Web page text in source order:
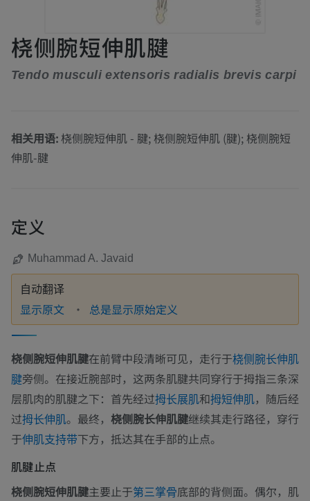
桡侧腕短伸肌腱
Tendo musculi extensoris radialis brevis carpi
相关用语:桡侧腕短伸肌 - 腱; 桡侧腕短伸肌 (腱); 桡侧腕短
伸肌-腱
定义
Muhammad A. Javaid
自动翻译
显示原文 总是显示原始定义
桡侧腕短伸肌腱在前臂中段清晰可见，走行于桡侧腕长伸肌
腱旁侧。在接近腕部时，这两条肌腱共同穿行于拇指三条深
层肌肉的肌腱之下：首先经过拇长展肌和拇短伸肌，随后经
过拇长伸肌。最终， 桡侧腕长伸肌腱继续其走行路径，穿行
于伸肌支持带下方，抵达其在手部的止点。
肌腱止点
桡侧腕短伸肌腱主要止于第三掌骨底部的背侧面。偶尔，肌